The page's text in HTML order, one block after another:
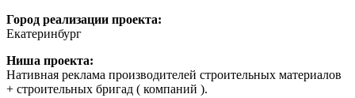
Город реализации проекта:
Екатеринбург
Ниша проекта:
Нативная реклама производителей строительных материалов
+ строительных бригад ( компаний ).